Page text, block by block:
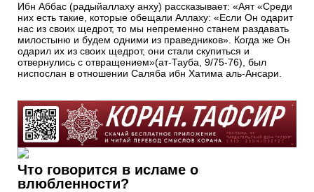
Ибн Аббас (радыйаллаху анху) рассказывает: «Аят «Среди
них есть такие, которые обещали Аллаху: «Если Он одарит
нас из своих щедрот, то мы непременно станем раздавать
милостыню и будем одними из праведников». Когда же Он
одарил их из своих щедрот, они стали скупиться и
отвернулись с отвращением»(ат-Тауба, 9/75-76), был
ниспослан в отношении Саляба ибн Хатима аль-Ансари.
Что говорится в исламе о
влюбленности?